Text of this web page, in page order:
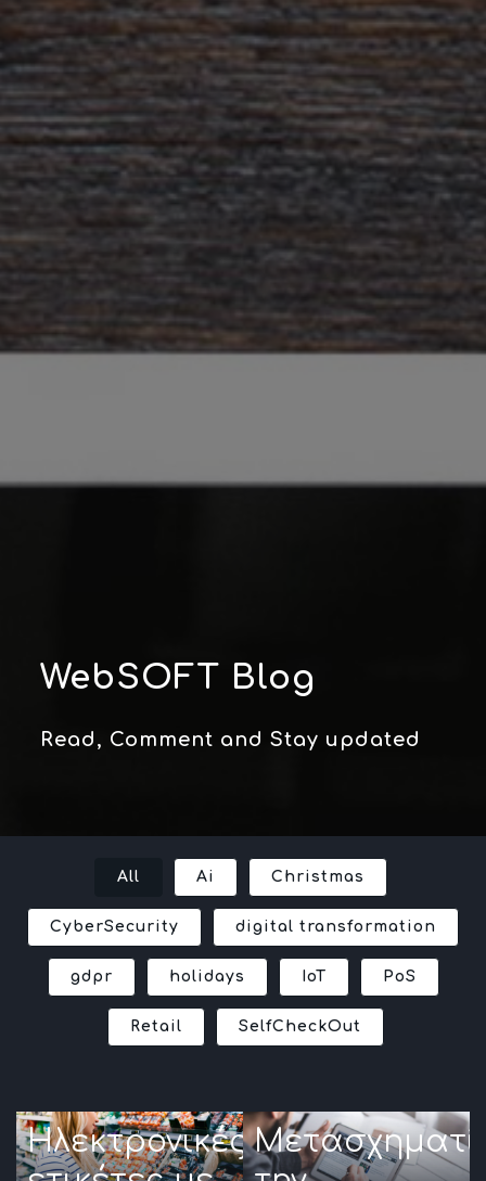
WebSOFT Blog
Read, Comment and Stay updated
All Ai Christmas
CyberSecurity digital transformation
gdpr holidays IoT PoS
Retail SelfCheckOut
Ηλεκτρονικές